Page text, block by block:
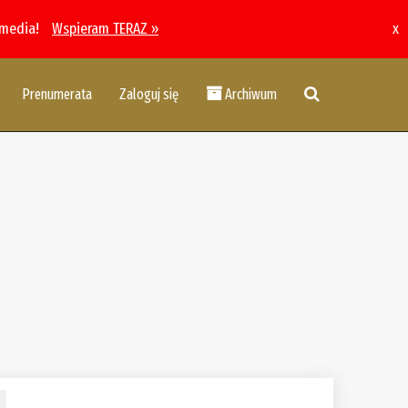
Wspieram TERAZ » x
Prenumerata Zaloguj się Archiwum